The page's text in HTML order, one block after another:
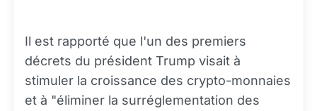
Il est rapporté que l'un des premiers
décrets du président Trump visait à
stimuler la croissance des crypto-monnaies
et à "éliminer la surréglementation des